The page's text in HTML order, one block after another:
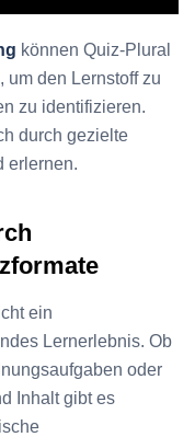
können Quiz-Plural
den Lernstoff zu
zu identifizieren.
durch gezielte
erlernen.
ein
Lernerlebnis. Ob
oder
Inhalt gibt es